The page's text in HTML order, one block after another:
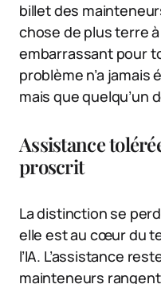
billet des
chose de plus terre
embarrassant pour
problème n’a jamais
mais que quelqu’un
Assistance
proscrit
La distinction se
elle est au cœur du
l’IA. L’assistance
mainteneurs